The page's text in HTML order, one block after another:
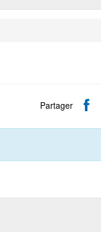
Partager